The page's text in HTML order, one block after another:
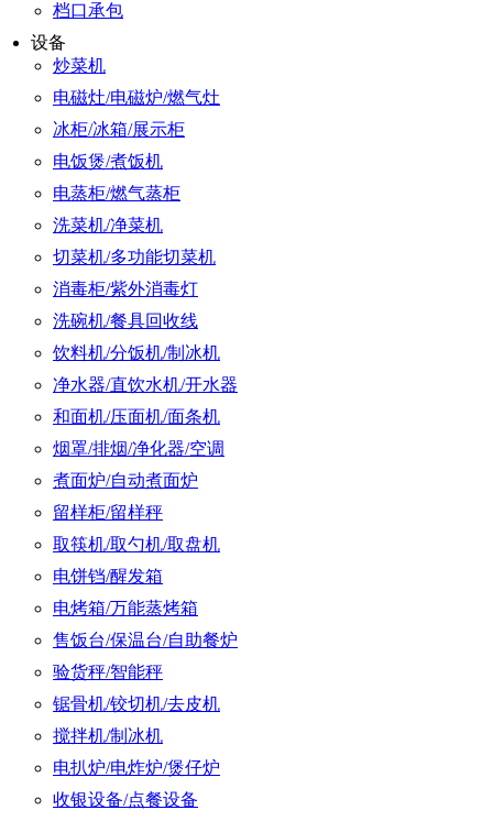
档口承包
设备
炒菜机
电磁灶/电磁炉/燃气灶
冰柜/冰箱/展示柜
电饭煲/煮饭机
电蒸柜/燃气蒸柜
洗菜机/净菜机
切菜机/多功能切菜机
消毒柜/紫外消毒灯
洗碗机/餐具回收线
饮料机/分饭机/制冰机
净水器/直饮水机/开水器
和面机/压面机/面条机
烟罩/排烟/净化器/空调
煮面炉/自动煮面炉
留样柜/留样秤
取筷机/取勺机/取盘机
电饼铛/醒发箱
电烤箱/万能蒸烤箱
售饭台/保温台/自助餐炉
验货秤/智能秤
锯骨机/铰切机/去皮机
搅拌机/制冰机
电扒炉/电炸炉/煲仔炉
收银设备/点餐设备